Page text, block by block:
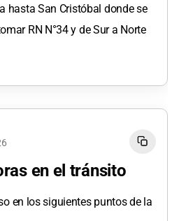
hasta San Cristóbal donde se
RN N°34 y de Sur a Norte
en el tránsito
en los siguientes puntos de la